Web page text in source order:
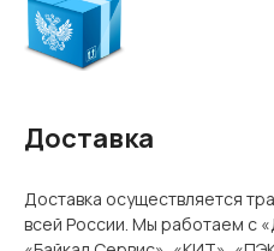
Доставка
Доставка осуществляется
всей России. Мы работаем с